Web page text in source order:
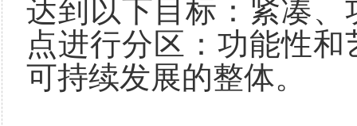
达到以下目标：紧凑
点进行分区：功能性
可持续发展的整体。